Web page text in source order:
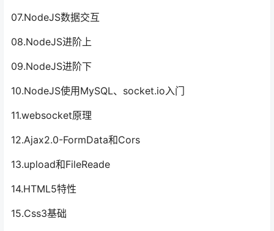
07.NodeJS数据交互
08.NodeJS进阶上
09.NodeJS进阶下
10.NodeJS使用MySQL、socket.io入门
11.websocket原理
12.Ajax2.0-FormData和Cors
13.upload和FileReade
14.HTML5特性
15.Css3基础